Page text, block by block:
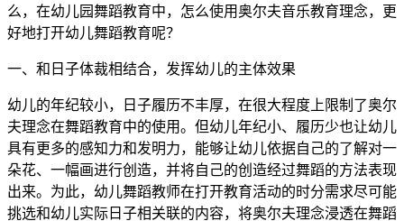
么，在幼儿园舞蹈教育中，怎么使用奥尔夫音乐教育理念，更
好地打开幼儿舞蹈教育呢？
一、和日子体裁相结合，发挥幼儿的主体效果
幼儿的年纪较小，日子履历不丰厚，在很大程度上限制了奥尔
夫理念在舞蹈教育中的使用。但幼儿年纪小、履历少也让幼儿
具有更多的感知力和发明力，能够让幼儿依据自己的了解对一
朵花、一幅画进行创造，并将自己的创造经过舞蹈的方法表现
出来。为此，幼儿舞蹈教师在打开教育活动的时分需求尽可能
挑选和幼儿实际日子相关联的内容，将奥尔夫理念浸透在舞蹈